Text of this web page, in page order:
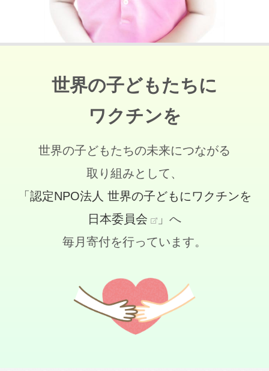
世界の子どもたちに
ワクチンを
世界の子どもたちの未来につながる
取り組みとして、
「認定NPO法人 世界の子どもにワクチンを
日本委員会
」へ
毎月寄付を行っています。